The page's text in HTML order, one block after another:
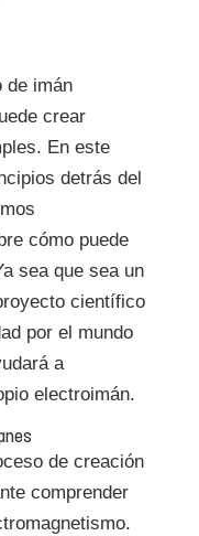
de imán
crear
En este
detrás del
cómo puede
sea que sea un
científico
por el mundo
a
electroimán.
de creación
comprender